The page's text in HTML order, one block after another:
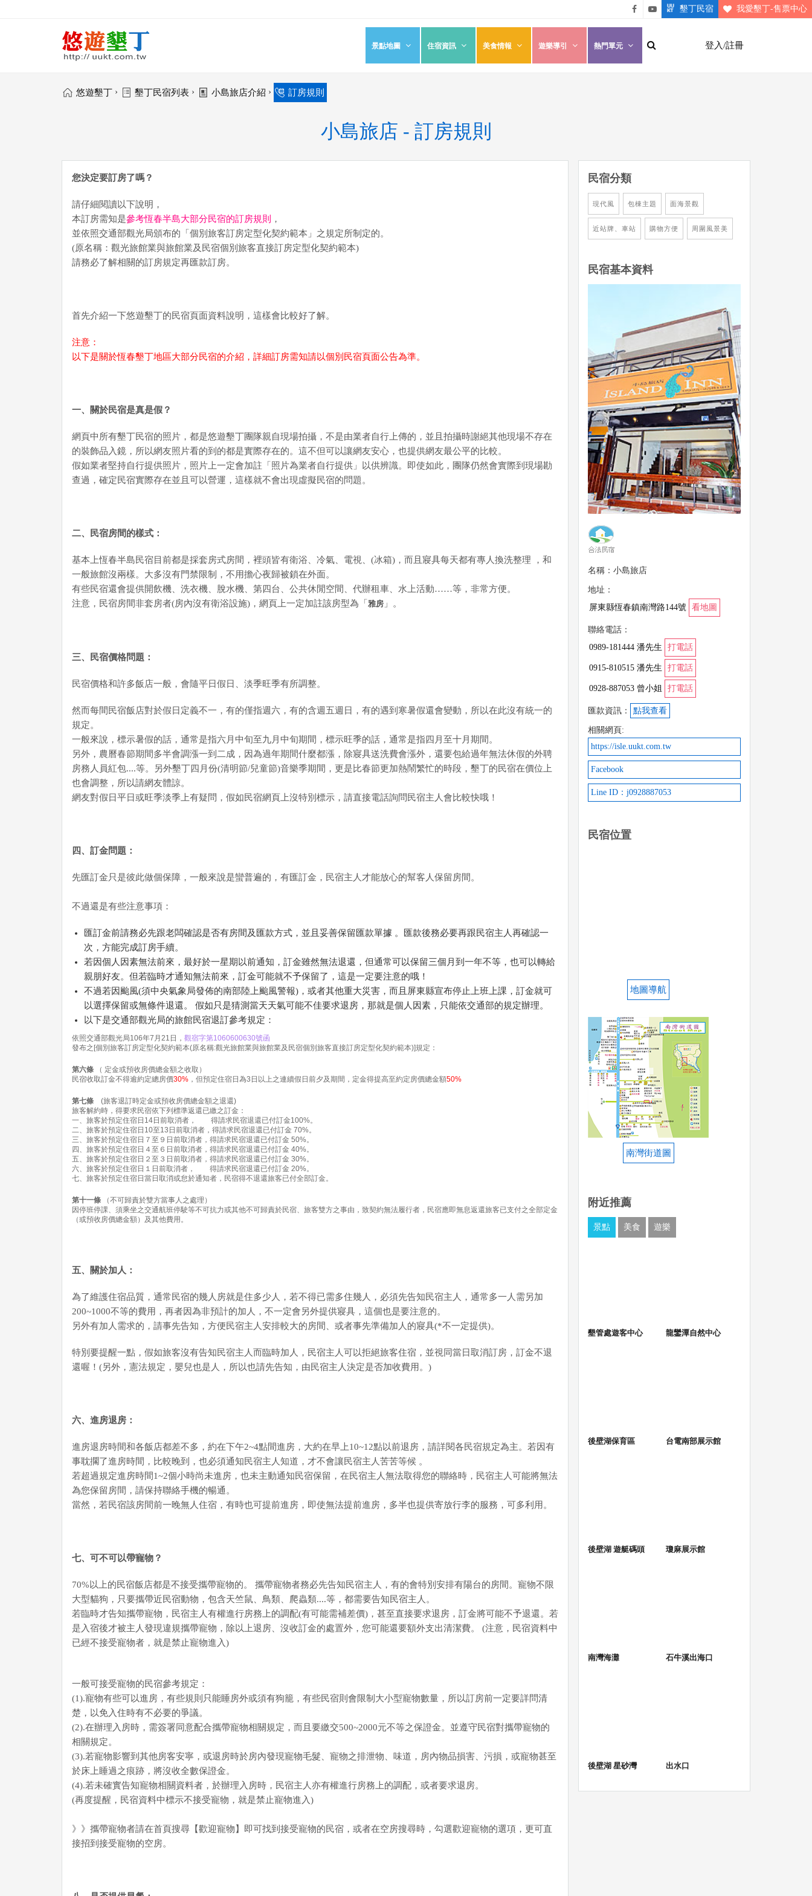
悠遊
墾丁
粉絲
墾丁
墾丁民宿 我愛墾丁-售票中心
登入/註冊
景點地圖 住宿資訊 美食情報 遊樂導引 熱門單元
悠遊墾丁 › 墾丁民宿列表 › 小島旅店介紹 › 訂房規則
小島旅店 - 訂房規則
您決定要訂房了嗎？
請仔細閱讀以下說明，
本訂房需知是參考恆春半島大部分民宿的訂房規則
，
並依照交通部觀光局頒布的「個別旅客訂房定型化契約範本」之規定所制定的。
(原名稱：觀光旅館業與旅館業及民宿個別旅客直接訂房定型化契約範本)
請務必了解相關的訂房規定再匯款訂房。
首先介紹一下悠遊墾丁的民宿頁面資料說明，這樣會比較好了解。
注意：
以下是關於恆春墾丁地區大部分民宿的介紹，詳細訂房需知請以個別民宿頁面公告為準。
一、關於民宿是真是假？
網頁中所有墾丁民宿的照片，都是悠遊墾丁團隊親自現場拍攝，不是由業者自行上傳的，並且拍攝時謝絕其他現場不存在
的裝飾品入鏡，所以網友照片看的到的都是實際存在的。這不但可以讓網友安心，也提供網友最公平的比較。
假如業者堅持自行提供照片，照片上一定會加註「照片為業者自行提供」以供辨識。即使如此，團隊仍然會實際到現場勘
查過，確定民宿實際存在並且可以營運，這樣就不會出現虛擬民宿的問題。
二、民宿房間的樣式：
基本上恆春半島民宿目前都是採套房式房間，裡頭皆有衛浴、冷氣、電視、(冰箱)，而且寢具每天都有專人換洗整理 ，和
一般旅館沒兩樣。大多沒有門禁限制，不用擔心夜歸被鎖在外面。
有些民宿還會提供開飲機、洗衣機、脫水機、第四台、公共休閒空間、代辦租車、水上活動……等，非常方便。
注意，民宿房間非套房者(房內沒有衛浴設施)，網頁上一定加註該房型為「 雅房 」。
三、民宿價格問題：
民宿價格和許多飯店一般，會隨平日假日、淡季旺季有所調整。
然而每間民宿飯店對於假日定義不一，有的僅指週六，有的含週五週日，有的遇到寒暑假還會變動，所以在此沒有統一的
規定。
一般來說，標示暑假的話，通常是指六月中旬至九月中旬期間，標示旺季的話，通常是指四月至十月期間。
另外，農曆春節期間多半會調漲一到二成，因為過年期間什麼都漲，除寢具送洗費會漲外，還要包給過年無法休假的外聘
房務人員紅包....等。另外墾丁四月份(清明節/兒童節)音樂季期間，更是比春節更加熱鬧繁忙的時段，墾丁的民宿在價位上
也會調整，所以請網友體諒。
網友對假日平日或旺季淡季上有疑問，假如民宿網頁上沒特別標示，請直接電話詢問民宿主人會比較快哦！
四、訂金問題：
先匯訂金只是彼此做個保障，一般來說是蠻普遍的，有匯訂金，民宿主人才能放心的幫客人保留房間。
不過還是有些注意事項：
匯訂金前請務必先跟老闆確認是否有房間及匯款方式，並且妥善保留匯款單據 。匯款後務必要再跟民宿主人再確認一
次，方能完成訂房手續。
若因個人因素無法前來，最好於一星期以前通知，訂金雖然無法退還，但通常可以保留三個月到一年不等，也可以轉給
親朋好友。但若臨時才通知無法前來，訂金可能就不予保留了，這是一定要注意的哦！
不過若因颱風(須中央氣象局發佈的南部陸上颱風警報)，或者其他重大災害，而且屏東縣宣布停止上班上課，訂金就可
以選擇保留或無條件退還。 假如只是猜測當天天氣可能不佳要求退房，那就是個人因素，只能依交通部的規定辦理。
以下是交通部觀光局的旅館民宿退訂參考規定：
依照交通部觀光局106年7月21日， 觀宿字第1060600630號函
發布之[個別旅客訂房定型化契約範本(原名稱:觀光旅館業與旅館業及民宿個別旅客直接訂房定型化契約範本)]規定：
第六條 （ 定金或預收房價總金額之收取）
民宿收取訂金不得逾約定總房價30% ，但預定住宿日為3日以上之連續假日前夕及期間，定金得提高至約定房價總金額50%
第七條 (旅客退訂時定金或預收房價總金額之退還)
旅客解約時，得要求民宿依下列標準返還已繳之訂金：
一、旅客於預定住宿日14日前取消者， 得請求民宿退還已付訂金100%。
二、旅客於預定住宿日10至13日前取消者，得請求民宿退還已付訂金 70%。
三、旅客於預定住宿日７至９日前取消者，得請求民宿退還已付訂金 50%。
四、旅客於預定住宿日４至６日前取消者，得請求民宿退還已付訂金 40%。
五、旅客於預定住宿日２至３日前取消者，得請求民宿退還已付訂金 30%。
六、旅客於預定住宿日１日前取消者， 得請求民宿退還已付訂金 20%。
七、旅客於預定住宿日當日取消或怠於通知者，民宿得不退還旅客已付全部訂金。
第十一條 （不可歸責於雙方當事人之處理）
因停班停課、須乘坐之交通航班停駛等不可抗力或其他不可歸責於民宿、旅客雙方之事由，致契約無法履行者，民宿應即無息返還旅客已支付之全部定金
（或預收房價總金額）及其他費用。
五、關於加人：
為了維護住宿品質，通常民宿的幾人房就是住多少人，若不得已需多住幾人，必須先告知民宿主人，通常多一人需另加
200~1000不等的費用，再者因為非預計的加人，不一定會另外提供寢具，這個也是要注意的。
另外有加人需求的，請事先告知，方便民宿主人安排較大的房間、或者事先準備加人的寢具(*不一定提供)。
特別要提醒一點，假如旅客沒有告知民宿主人而臨時加人，民宿主人可以拒絕旅客住宿，並視同當日取消訂房，訂金不退
還喔！(另外，憲法規定，嬰兒也是人，所以也請先告知，由民宿主人決定是否加收費用。)
六、進房退房：
進房退房時間和各飯店都差不多，約在下午2~4點間進房，大約在早上10~12點以前退房，請詳閱各民宿規定為主。若因有
事耽擱了進房時間，比較晚到，也必須通知民宿主人知道，才不會讓民宿主人苦苦等候 。
若超過規定進房時間1~2個小時尚未進房，也未主動通知民宿保留，在民宿主人無法取得您的聯絡時，民宿主人可能將無法
為您保留房間，請保持聯絡手機的暢通。
當然，若民宿該房間前一晚無人住宿，有時也可提前進房，即使無法提前進房，多半也提供寄放行李的服務，可多利用。
七、可不可以帶寵物？
70%以上的民宿飯店都是不接受攜帶寵物的。 攜帶寵物者務必先告知民宿主人，有的會特別安排有陽台的房間。寵物不限
大型貓狗，只要攜帶近民宿動物，包含天竺鼠、鳥類、爬蟲類....等，都需要告知民宿主人。
若臨時才告知攜帶寵物，民宿主人有權進行房務上的調配(有可能需補差價)，甚至直接要求退房，訂金將可能不予退還。若
是入宿後才被主人發現違規攜帶寵物，除以上退房、沒收訂金的處置外，您可能還要額外支出清潔費。 (注意，民宿資料中
已經不接受寵物者，就是禁止寵物進入)
一般可接受寵物的民宿參考規定：
(1).寵物有些可以進房，有些規則只能睡房外或須有狗籠，有些民宿則會限制大小型寵物數量，所以訂房前一定要詳問清
楚，以免入住時有不必要的爭議。
(2).在辦理入房時，需簽署同意配合攜帶寵物相關規定，而且要繳交500~2000元不等之保證金。並遵守民宿對攜帶寵物的
相關規定。
(3).若寵物影響到其他房客安寧，或退房時於房內發現寵物毛髮、寵物之排泄物、味道，房內物品損害、污損，或寵物甚至
於床上睡過之痕跡，將沒收全數保證金。
(4).若未確實告知寵物相關資料者，於辦理入房時，民宿主人亦有權進行房務上的調配，或者要求退房。
(再度提醒，民宿資料中標示不接受寵物，就是禁止寵物進入)
》》攜帶寵物者請在首頁搜尋【歡迎寵物】即可找到接受寵物的民宿，或者在空房搜尋時，勾選歡迎寵物的選項，更可直
接招到接受寵物的空房。
民宿分類
現代風 包棟主題 面海景觀
近站牌、車站 購物方便 周圍風景美
民宿基本資料
名稱：小島旅店
地址：
屏東縣恆春鎮南灣路144號
看地圖
聯絡電話：
0989-181444 潘先生
打電話
0915-810515 潘先生 打電話
0928-887053 曾小姐 打電話
匯款資訊： 點我查看
相關網頁:
https://isle.uukt.com.tw
Facebook
Line ID：j0928887053
民宿位置
地圖導航
南灣街道圖
附近推薦
景點 美食 遊樂
墾管處遊客中心 龍鑾潭自然中心
後壁湖保育區 台電南部展示館
後壁湖 遊艇碼頭 瓊麻展示館
南灣海灘 石牛溪出海口
後壁湖 星砂灣 出水口